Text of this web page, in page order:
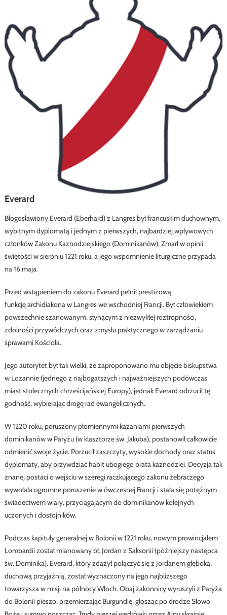
Everard
Błogosławiony Everard (Eberhard) z Langres był francuskim duchownym,
wybitnym dyplomatą i jednym z pierwszych, najbardziej wpływowych
członków Zakonu Kaznodziejskiego (Dominikanów). Zmarł w opinii
świętości w sierpniu 1221 roku, a jego wspomnienie liturgiczne przypada
na 16 maja.
Przed wstąpieniem do zakonu Everard pełnił prestiżową
funkcję archidiakona w Langres we wschodniej Francji. Był człowiekiem
powszechnie szanowanym, słynącym z niezwykłej roztropności,
zdolności przywódczych oraz zmysłu praktycznego w zarządzaniu
sprawami Kościoła.
Jego autorytet był tak wielki, że zaproponowano mu objęcie biskupstwa
w Lozannie (jednego z najbogatszych i najważniejszych podówczas
miast stołecznych chrześcijańskiej Europy), jednak Everard odrzucił tę
godność, wybierając drogę rad ewangelicznych.
W 1220 roku, poruszony płomiennymi kazaniami pierwszych
dominikanów w Paryżu (w klasztorze św. Jakuba), postanowił całkowicie
odmienić swoje życie. Porzucił zaszczyty, wysokie dochody oraz status
dyplomaty, aby przywdziać habit ubogiego brata kaznodziei. Decyzja tak
znanej postaci o wejściu w szeregi raczkującego zakonu żebraczego
wywołała ogromne poruszenie w ówczesnej Francji i stała się potężnym
świadectwem wiary, przyciągającym do dominikanów kolejnych
uczonych i dostojników.
Podczas kapituły generalnej w Bolonii w 1221 roku, nowym prowincjałem
Lombardii został mianowany bł. Jordan z Saksonii (późniejszy następca
św. Dominika). Everard, który zdążył połączyć się z Jordanem głęboką,
duchową przyjaźnią, został wyznaczony na jego najbliższego
towarzysza w misji na północy Włoch. Obaj zakonnicy wyruszyli z Paryża
do Bolonii pieszo, przemierzając Burgundię, głosząc po drodze Słowo